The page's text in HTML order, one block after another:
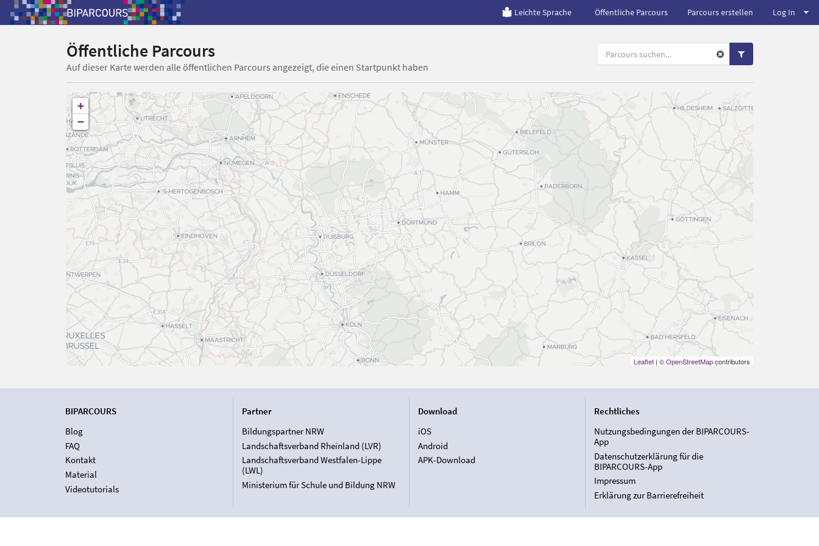
Leichte Sprache Öffentliche Parcours Parcours erstellen Log In
Öffentliche Parcours
Auf dieser Karte werden alle öffentlichen Parcours angezeigt, die einen Startpunkt haben
+
−
Leaflet| ©OpenStreetMapcontributors
BIPARCOURS
Blog
FAQ
Kontakt
Material
Videotutorials
Partner
Bildungspartner NRW
Landschaftsverband Rheinland (LVR)
Landschaftsverband Westfalen-Lippe
(LWL)
Ministerium für Schule und Bildung NRW
Download
iOS
Android
APK-Download
Rechtliches
Nutzungsbedingungen der BIPARCOURS-
App
Datenschutzerklärung für die
BIPARCOURS-App
Impressum
Erklärung zur Barrierefreiheit